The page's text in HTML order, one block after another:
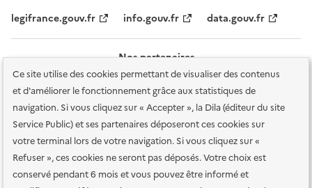
Ce site utilise des cookies permettant de visualiser des contenus
et d'améliorer le fonctionnement grâce aux statistiques de
navigation. Si vous cliquez sur « Accepter », la Dila (éditeur du site
Service Public) et ses partenaires déposeront ces cookies sur
votre terminal lors de votre navigation. Si vous cliquez sur «
Refuser », ces cookies ne seront pas déposés. Votre choix est
conservé pendant 6 mois et vous pouvez être informé et
legifrance.gouv.fr info.gouv.fr data.gouv.fr
Nos partenaires
Plan du site Accessibilité : totalement conforme
Accessibilité des
services en ligne Mentions légales Données personnelles et sécurité